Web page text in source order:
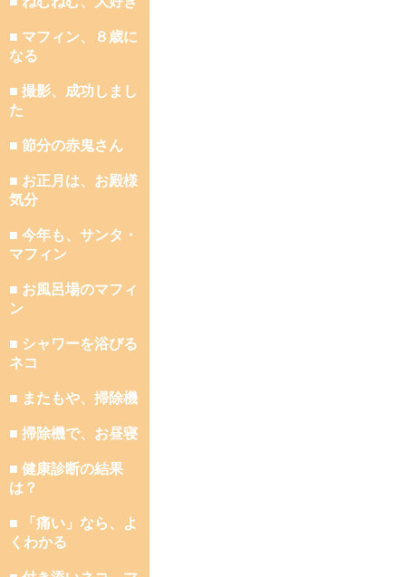
■ マフィン、８歳に
なる
■ 撮影、成功しまし
た
■ 節分の赤鬼さん
■ お正月は、お殿様
気分
■ 今年も、サンタ・
マフィン
■ お風呂場のマフィ
ン
■ シャワーを浴びる
ネコ
■ またもや、掃除機
■ 掃除機で、お昼寝
■ 健康診断の結果
は？
■ 「痛い」なら、よ
くわかる